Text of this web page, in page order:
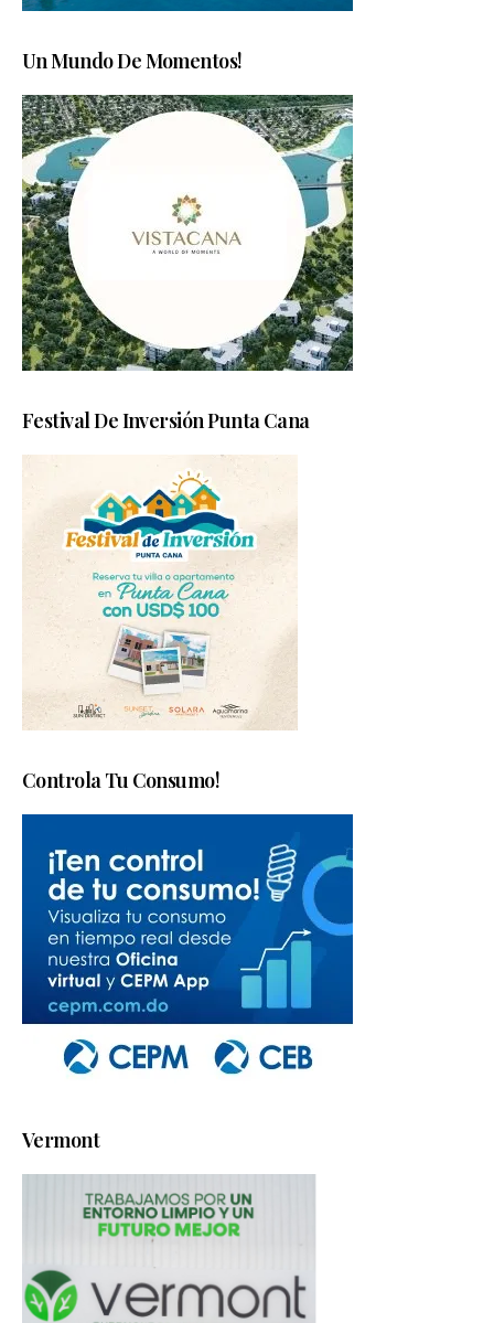
Un Mundo De Momentos!
Festival De Inversión Punta Cana
Controla Tu Consumo!
Vermont